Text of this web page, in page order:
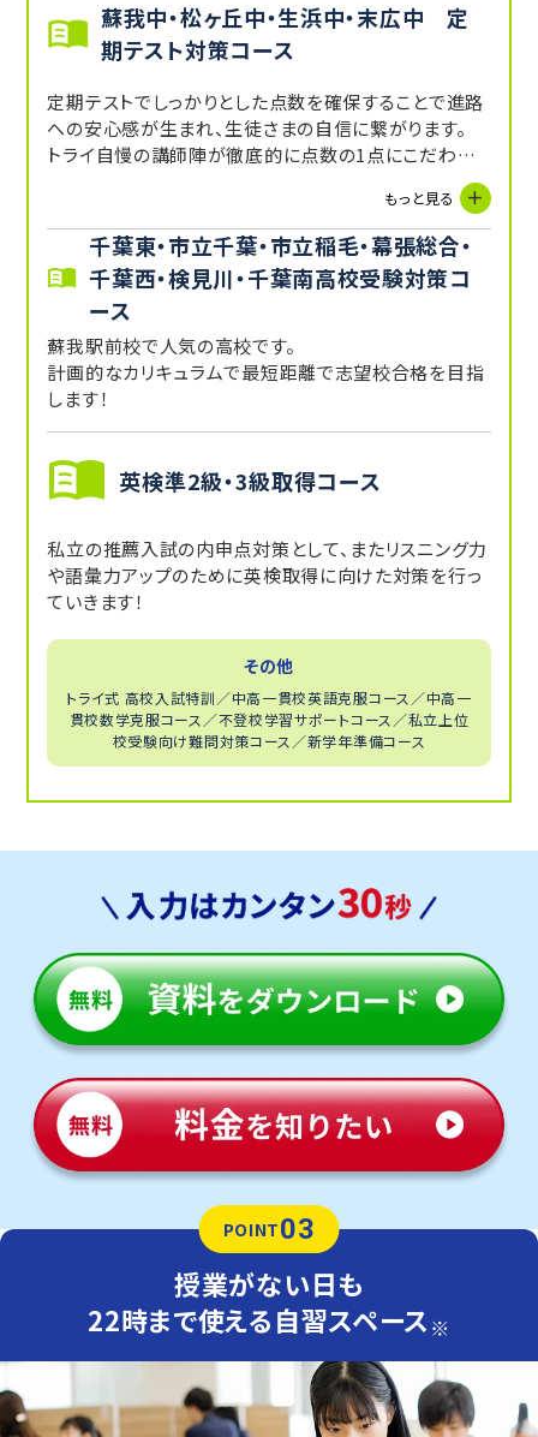
蘇我中・松ヶ丘中・生浜中・末広中 定
期テスト対策コース
定期テストでしっかりとした点数を確保することで進路
への安心感が生まれ、生徒さまの自信に繋がります。
トライ自慢の講師陣が徹底的に点数の1点にこだわり、
もっと見る
千葉東・市立千葉・市立稲毛・幕張総合・
千葉西・検見川・千葉南高校受験対策コ
ース
蘇我駅前校で人気の高校です。
計画的なカリキュラムで最短距離で志望校合格を目指
します！
英検準2級・3級取得コース
私立の推薦入試の内申点対策として、またリスニング力
や語彙力アップのために英検取得に向けた対策を行っ
ていきます！
その他
トライ式 高校入試特訓／中高一貫校英語克服コース／中高一
貫校数学克服コース／不登校学習サポートコース／私立上位
校受験向け難問対策コース／新学年準備コース
POINT03
授業がない日も
22時まで使える自習スペース ※